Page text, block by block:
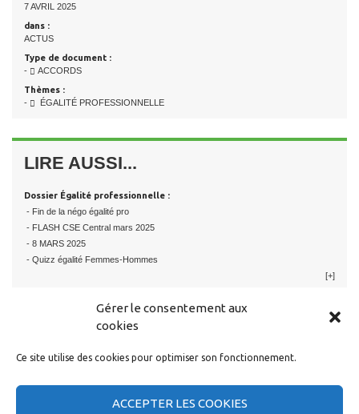
Gérer le consentement aux
cookies
Ce site utilise des cookies pour optimiser son fonctionnement.
ACCEPTER LES COOKIES
7 AVRIL 2025
dans :
ACTUS
Type de document :
-
ACCORDS
Thèmes :
-
ÉGALITÉ PROFESSIONNELLE
LIRE AUSSI...
Dossier Égalité professionnelle :
- Fin de la négo égalité pro
- FLASH CSE Central mars 2025
- 8 MARS 2025
- Quizz égalité Femmes-Hommes
[+]
RESTER EN CONTACT